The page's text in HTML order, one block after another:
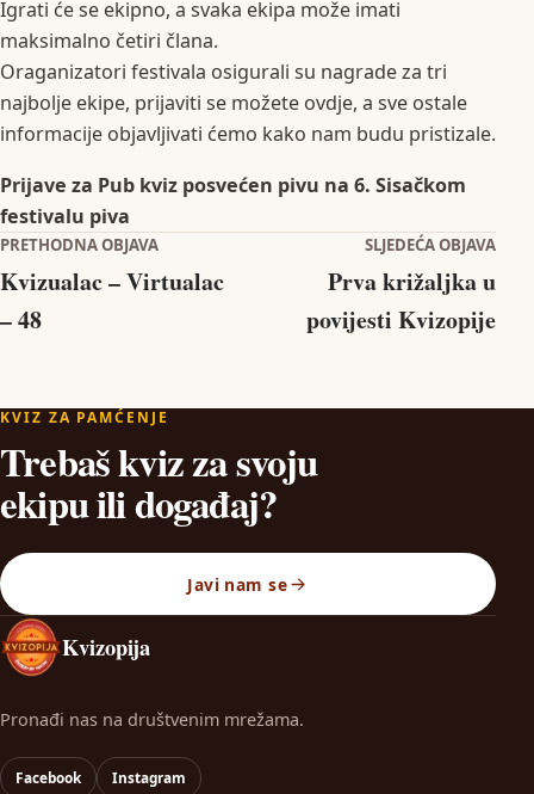
Igrati će se ekipno, a svaka ekipa može imati
maksimalno četiri člana.
Oraganizatori festivala osigurali su nagrade za tri
najbolje ekipe, prijaviti se možete ovdje, a sve ostale
informacije objavljivati ćemo kako nam budu pristizale.
Prijave za Pub kviz posvećen pivu na 6. Sisačkom
festivalu piva
Navigacija objava
PRETHODNA OBJAVA
Kvizualac – Virtualac
– 48
SLJEDEĆA OBJAVA
Prva križaljka u
povijesti Kvizopije
KVIZ ZA PAMĆENJE
Trebaš kviz za svoju
ekipu ili događaj?
Javi nam se
Kvizopija
Pronađi nas na društvenim mrežama.
Facebook Instagram